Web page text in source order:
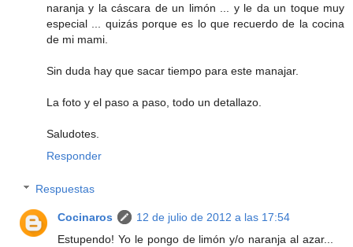
naranja y la cáscara de un limón ... y le da un toque muy
especial ... quizás porque es lo que recuerdo de la cocina
de mi mami.
Sin duda hay que sacar tiempo para este manajar.
La foto y el paso a paso, todo un detallazo.
Saludotes.
Responder
Respuestas
Cocinaros
12 de julio de 2012 a las 17:54
Estupendo! Yo le pongo de limón y/o naranja al azar...